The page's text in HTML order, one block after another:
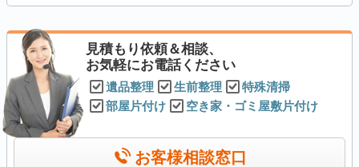
見積もり依頼＆相談、
お気軽にお電話ください
遺品整理 生前整理
特殊清掃
部屋片付け
空き家・ゴミ屋敷片付け
お客様相談窓口